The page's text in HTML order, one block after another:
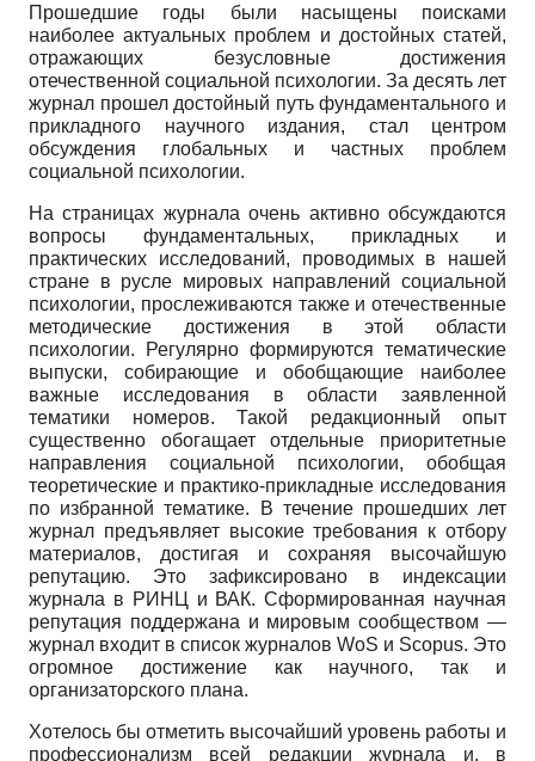
Прошедшие годы были насыщены поисками
наиболее актуальных проблем и достойных статей,
отражающих безусловные достижения
отечественной социальной психологии. За десять лет
журнал прошел достойный путь фундаментального и
прикладного научного издания, стал центром
обсуждения глобальных и частных проблем
социальной психологии.
На страницах журнала очень активно обсуждаются
вопросы фундаментальных, прикладных и
практических исследований, проводимых в нашей
стране в русле мировых направлений социальной
психологии, прослеживаются также и отечественные
методические достижения в этой области
психологии. Регулярно формируются тематические
выпуски, собирающие и обобщающие наиболее
важные исследования в области заявленной
тематики номеров. Такой редакционный опыт
существенно обогащает отдельные приоритетные
направления социальной психологии, обобщая
теоретические и практико-прикладные исследования
по избранной тематике. В течение прошедших лет
журнал предъявляет высокие требования к отбору
материалов, достигая и сохраняя высочайшую
репутацию. Это зафиксировано в индексации
журнала в РИНЦ и ВАК. Сформированная научная
репутация поддержана и мировым сообществом —
журнал входит в список журналов WoS и Scopus. Это
огромное достижение как научного, так и
организаторского плана.
Хотелось бы отметить высочайший уровень работы и
профессионализм всей редакции журнала и, в